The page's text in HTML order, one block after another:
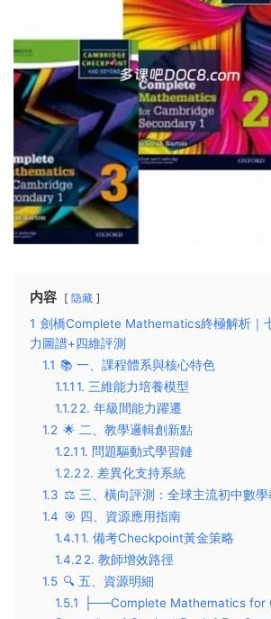
内容 隐藏
1 劍橋Complete Mathematics終極解析｜
力圖譜+四維評測
1.1 📚 ​一、課程體系與核心特色​
1.1.1​1. 三維能力培養模型​
1.1.2 ​2. 年級間能力躍遷​
1.2 🌟 ​二、教學邏輯創新點​
1.2.1​1. 問題驅動式學習鏈​
1.2.2 ​2. 差異化支持系統​
1.3 ⚖️ ​三、橫向評測：全球主流初中數學
1.4 🎯 ​四、資源應用指南​
1.4.1​1. 備考Checkpoint黃金策略​
1.4.2 ​2. 教師增效路徑​
1.5 🔍 ​五、資源明細
1.5.1
├──Complete Mathematics for